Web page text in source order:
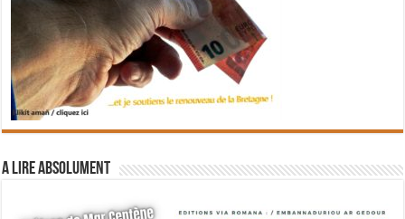
A lire absolument